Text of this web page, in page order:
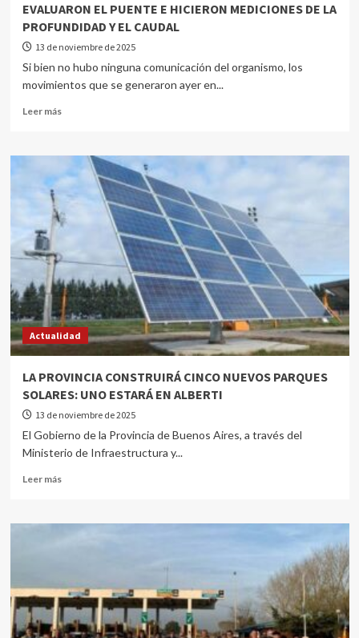
EVALUARON EL PUENTE E HICIERON MEDICIONES DE LA
PROFUNDIDAD Y EL CAUDAL
13 de noviembre de 2025
Si bien no hubo ninguna comunicación del organismo, los
movimientos que se generaron ayer en...
Leer más
Actualidad
LA PROVINCIA CONSTRUIRÁ CINCO NUEVOS PARQUES
SOLARES: UNO ESTARÁ EN ALBERTI
13 de noviembre de 2025
El Gobierno de la Provincia de Buenos Aires, a través del
Ministerio de Infraestructura y...
Leer más